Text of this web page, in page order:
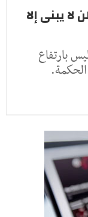
يبنى إلا
بارتفاع